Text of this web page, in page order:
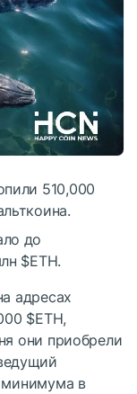
510,000
до
$ETH.
адресах
$ETH,
они приобрели
минимума в